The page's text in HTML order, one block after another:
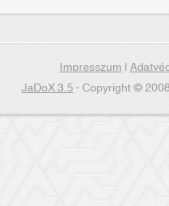
Impresszum|
JaDoX 3.5- Copyright ©